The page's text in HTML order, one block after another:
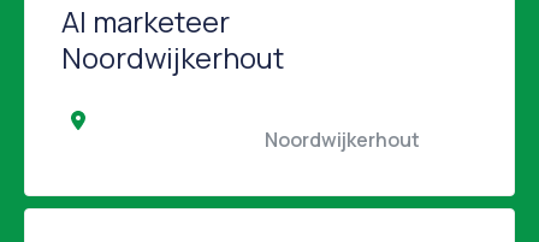
AI marketeer
Noordwijkerhout